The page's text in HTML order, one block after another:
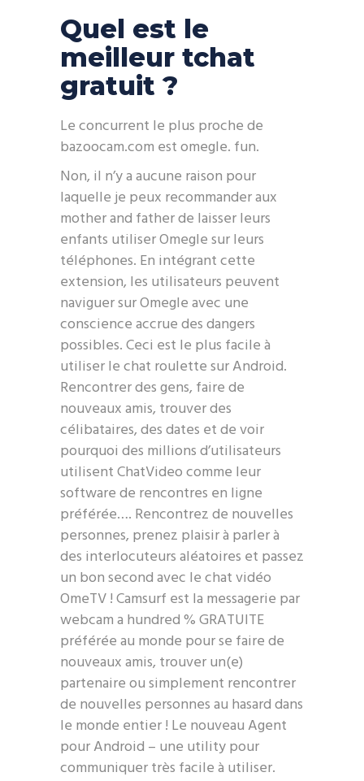
Quel est le
meilleur tchat
gratuit ?
Le concurrent le plus proche de
bazoocam.com est omegle. fun.
Non, il n’y a aucune raison pour
laquelle je peux recommander aux
mother and father de laisser leurs
enfants utiliser Omegle sur leurs
téléphones. En intégrant cette
extension, les utilisateurs peuvent
naviguer sur Omegle avec une
conscience accrue des dangers
possibles. Ceci est le plus facile à
utiliser le chat roulette sur Android.
Rencontrer des gens, faire de
nouveaux amis, trouver des
célibataires, des dates et de voir
pourquoi des millions d’utilisateurs
utilisent ChatVideo comme leur
software de rencontres en ligne
préférée…. Rencontrez de nouvelles
personnes, prenez plaisir à parler à
des interlocuteurs aléatoires et passez
un bon second avec le chat vidéo
OmeTV ! Camsurf est la messagerie par
webcam a hundred % GRATUITE
préférée au monde pour se faire de
nouveaux amis, trouver un(e)
partenaire ou simplement rencontrer
de nouvelles personnes au hasard dans
le monde entier ! Le nouveau Agent
pour Android – une utility pour
communiquer très facile à utiliser.